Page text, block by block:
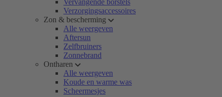
Vervangende borstels
Verzorgingsaccessoires
Zon & bescherming
Alle weergeven
Aftersun
Zelfbruiners
Zonnebrand
Ontharen
Alle weergeven
Koude en warme was
Scheermesjes